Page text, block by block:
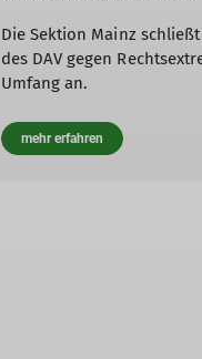
Die Sektion Mainz
des DAV gegen
Umfang an.
mehr erfahren